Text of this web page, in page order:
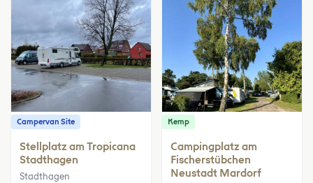
Campervan Site
Stellplatz am Tropicana
Stadthagen
Stadthagen
Kemp
Campingplatz am
Fischerstübchen
Neustadt Mardorf